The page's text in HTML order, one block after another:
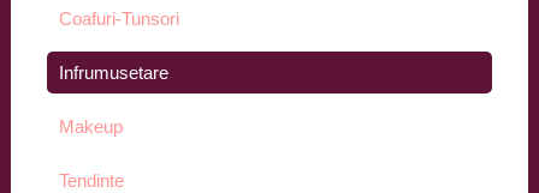
Coafuri-Tunsori
Infrumusetare
Makeup
Tendinte